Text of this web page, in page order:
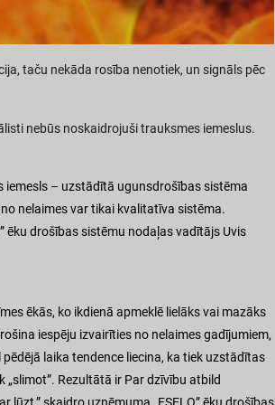
taču nekāda rosība nenotiek, un signāls pēc
nebūs noskaidrojuši trauksmes iemeslus.
iemesls – uzstādītā ugunsdrošības sistēma
nelaimes var tikai kvalitatīva sistēma.
ēku drošības sistēmu nodaļas vadītājs Uvis
ēkās, ko ikdienā apmeklē lielāks vai mazāks
iespēju izvairīties no nelaimes gadījumiem,
laika tendence liecina, ka tiek uzstādītas
Rezultātā ir Par dzīvību atbild
skaidro uzņēmuma „ESELO” ēku drošības